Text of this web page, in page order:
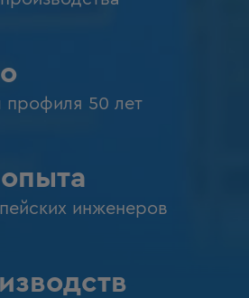
50 лет
инженеров